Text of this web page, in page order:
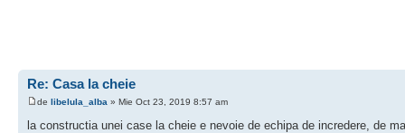
Re: Casa la cheie
de libelula_alba » Mie Oct 23, 2019 8:57 am
la constructia unei case la cheie e nevoie de echipa de incredere, de